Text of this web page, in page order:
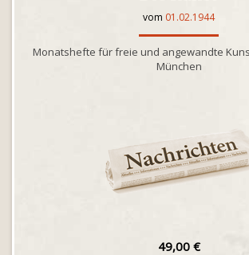
vom 01.02.1944
Monatshefte für freie und angewandte
München
49,00 €